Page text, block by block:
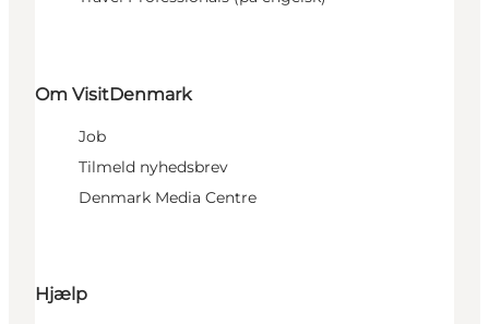
Om VisitDenmark
Job
Tilmeld nyhedsbrev
Denmark Media Centre
Hjælp